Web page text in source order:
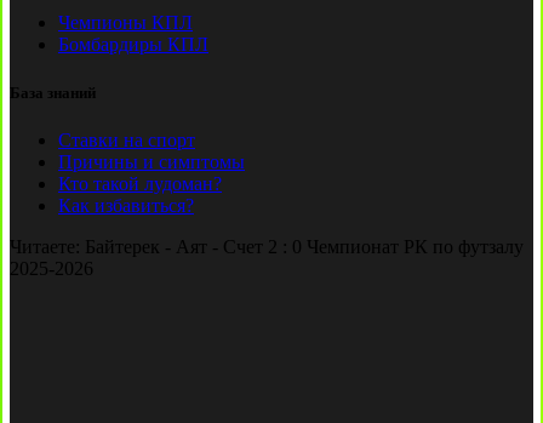
Чемпионы КПЛ
Бомбардиры КПЛ
База знаний
Ставки на спорт
Причины и симптомы
Кто такой лудоман?
Как избавиться?
Читаете: Байтерек - Аят - Счет 2 : 0 Чемпионат РК по футзалу
2025-2026